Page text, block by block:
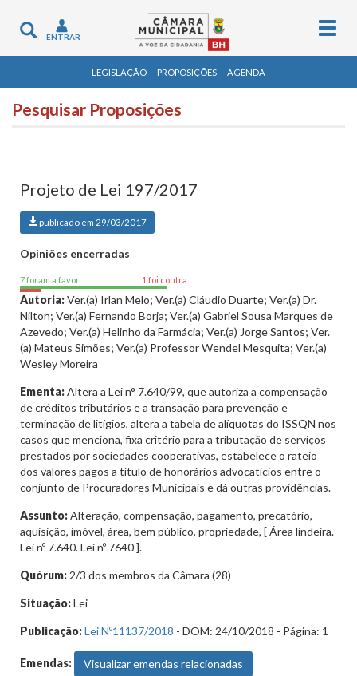
Toggle
navigation
ENTRAR
LEGISLAÇÃO PROPOSIÇÕES AGENDA
Pesquisar Proposições
Projeto de Lei 197/2017
publicado em 29/03/2017
Opiniões encerradas
7 foram a favor 1 foi contra
Autoria:Ver.(a) Irlan Melo; Ver.(a) Cláudio Duarte; Ver.(a) Dr.
Nilton; Ver.(a) Fernando Borja; Ver.(a) Gabriel Sousa Marques de
Azevedo; Ver.(a) Helinho da Farmácia; Ver.(a) Jorge Santos; Ver.
(a) Mateus Simões; Ver.(a) Professor Wendel Mesquita; Ver.(a)
Wesley Moreira
Ementa:Altera a Lei n° 7.640/99, que autoriza a compensação
de créditos tributários e a transação para prevenção e
terminação de litígios, altera a tabela de alíquotas do ISSQN nos
casos que menciona, fixa critério para a tributação de serviços
prestados por sociedades cooperativas, estabelece o rateio
dos valores pagos a título de honorários advocatícios entre o
conjunto de Procuradores Municipais e dá outras providências.
Assunto:Alteração, compensação, pagamento, precatório,
aquisição, imóvel, área, bem público, propriedade, [ Área lindeira.
Lei nº 7.640. Lei nº 7640 ].
Quórum: 2/3 dos membros da Câmara (28)
Situação:Lei
Publicação:Lei Nº11137/2018 - DOM: 24/10/2018 - Página: 1
Emendas: Visualizar emendas relacionadas